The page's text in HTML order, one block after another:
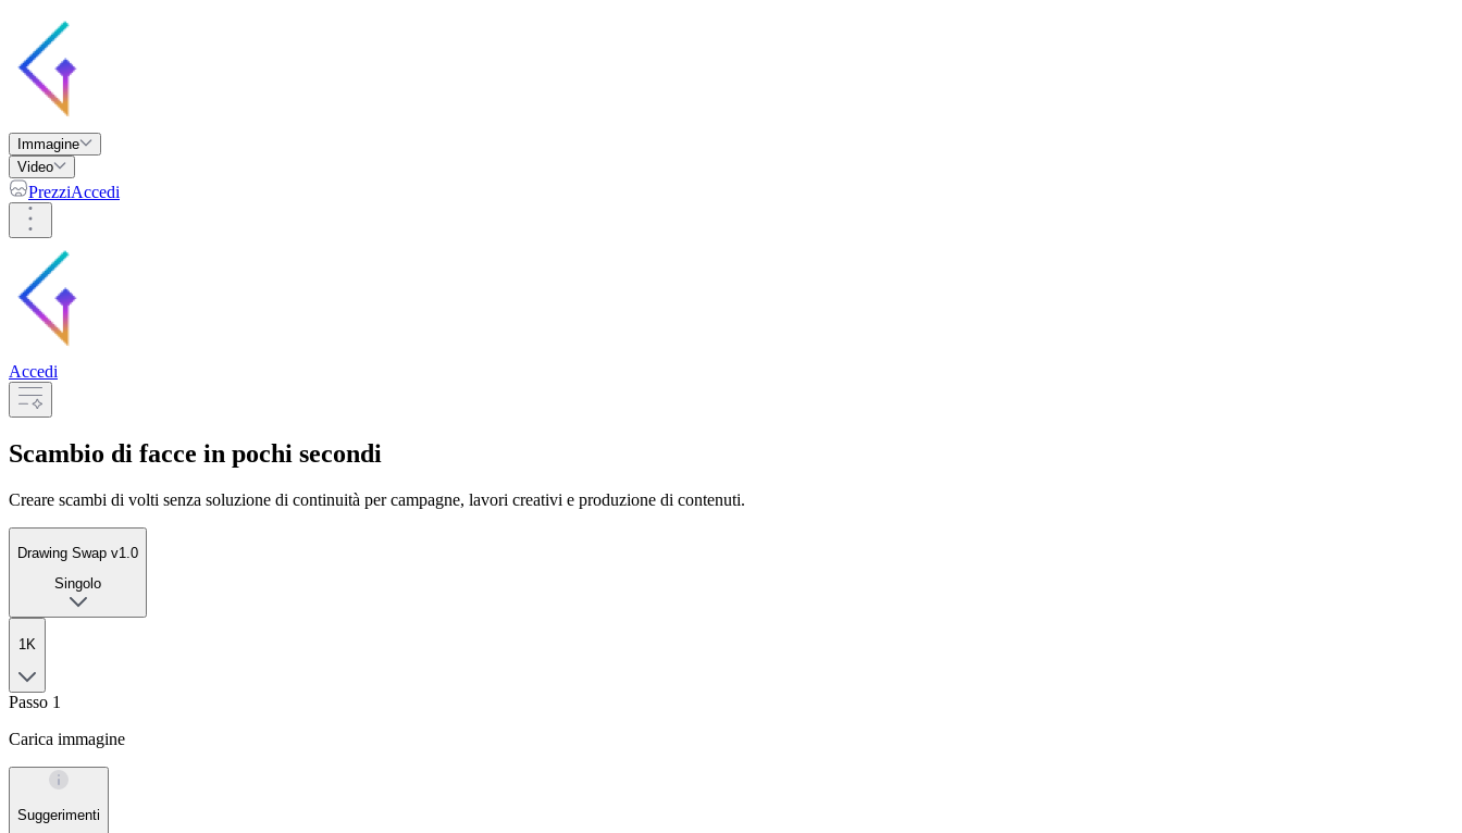
Immagine
Video
PrezziAccedi
Accedi
Scambio di facce in pochi secondi
Creare scambi di volti senza soluzione di continuità per campagne, lavori creativi e produzione di contenuti.
Drawing Swap v1.0
Singolo
1K
Passo 1
Carica immagine
Suggerimenti